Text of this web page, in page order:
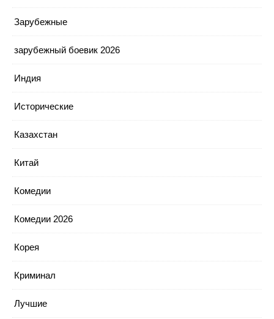
Зарубежные
зарубежный боевик 2026
Индия
Исторические
Казахстан
Китай
Комедии
Комедии 2026
Корея
Криминал
Лучшие